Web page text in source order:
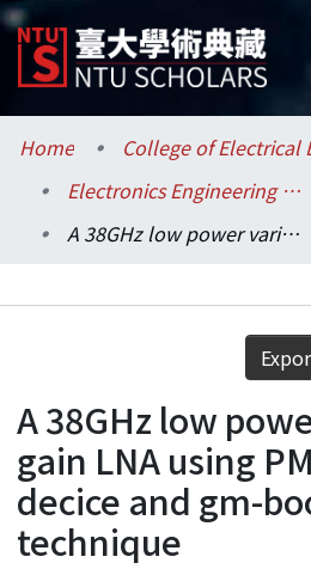
Communities & Collections
Research Outputs
Statistics
Home
Electronics Engineering / 電子工程學研究所
A 38GHz low power variable gain LNA using PMOS steering decice and gm-boost technique
Details
A 38GHz low
gain LNA using
decice and gm-
technique